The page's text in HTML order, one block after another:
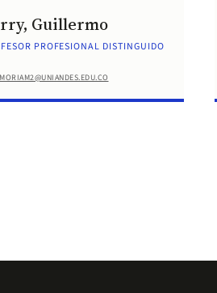
Guillermo
PROFESIONAL DISTINGUIDO